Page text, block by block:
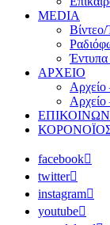
MEDIA
Έντυπα
ΑΡΧΕΙΟ
Αρχείο
Αρχείο
facebook
twitter
instagram
youtube